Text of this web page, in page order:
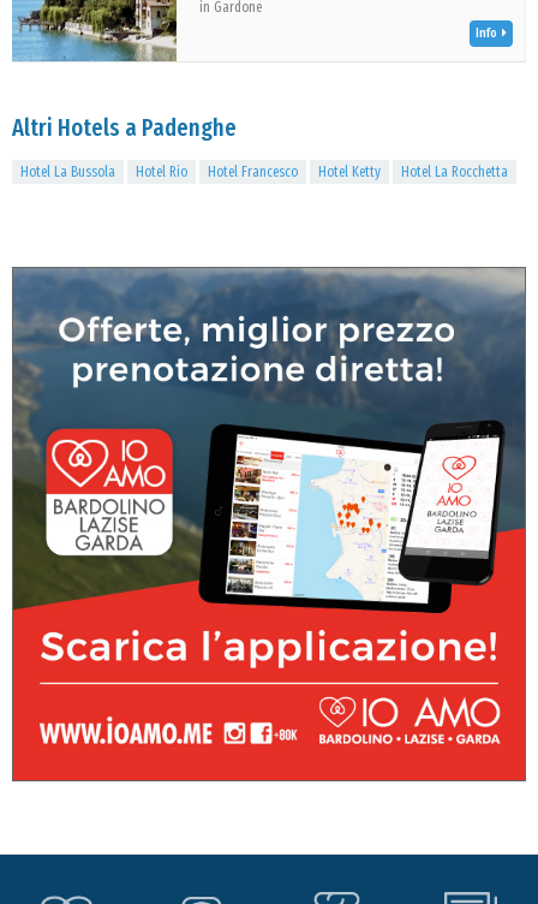
in Gardone
Info
Altri Hotels a Padenghe
Hotel La Bussola Hotel Rio Hotel Francesco Hotel Ketty Hotel La Rocchetta